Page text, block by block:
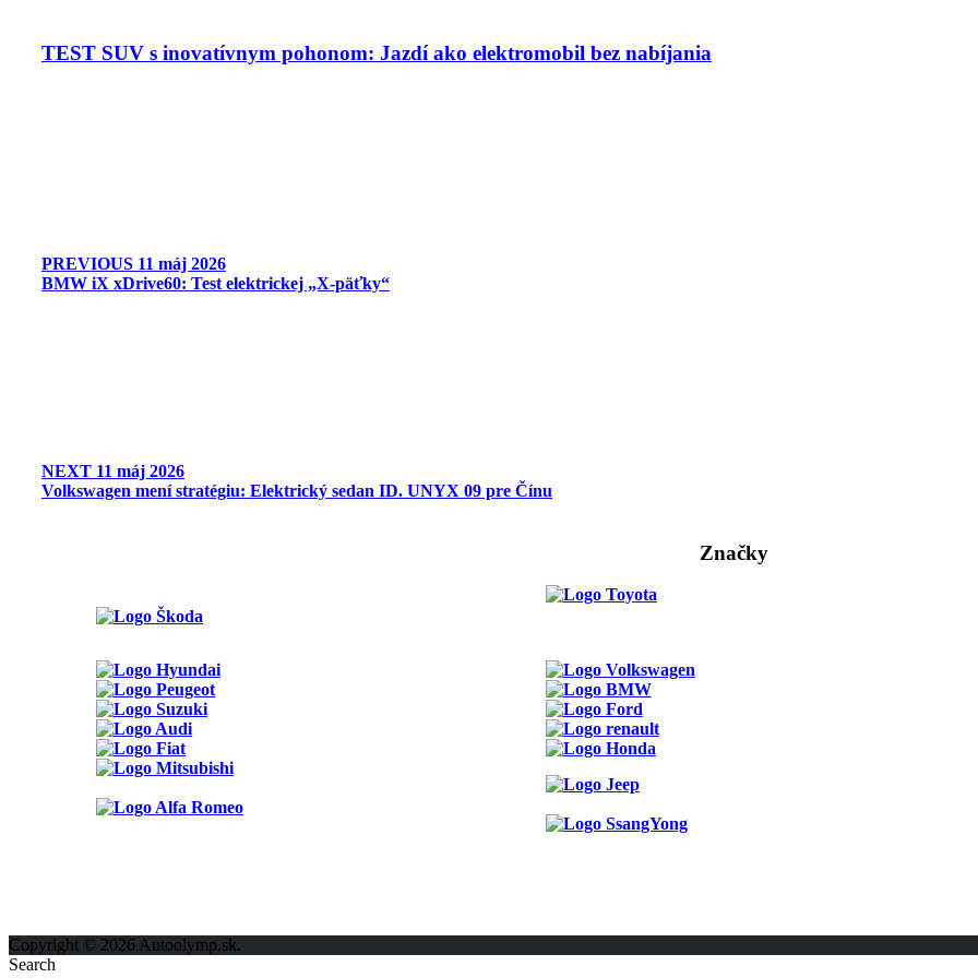
TEST SUV s inovatívnym pohonom: Jazdí ako elektromobil bez nabíjania
PREVIOUS 11 máj 2026
BMW iX xDrive60: Test elektrickej „X-päťky“
NEXT 11 máj 2026
Volkswagen mení stratégiu: Elektrický sedan ID. UNYX 09 pre Čínu
Značky
Copyright © 2026 Autoolymp.sk.
Search